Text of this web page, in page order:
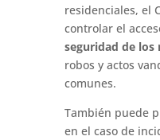
residenciales, el
controlar el
seguridad de los
robos y actos
comunes.
También puede
en el caso de